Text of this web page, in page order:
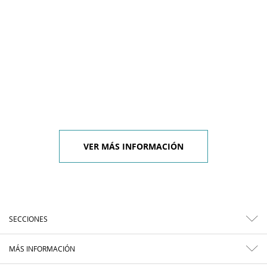
VER MÁS INFORMACIÓN
SECCIONES
MÁS INFORMACIÓN